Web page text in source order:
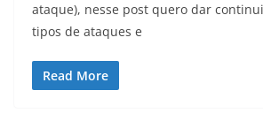
ataque), nesse post quero dar
tipos de ataques e
Read More